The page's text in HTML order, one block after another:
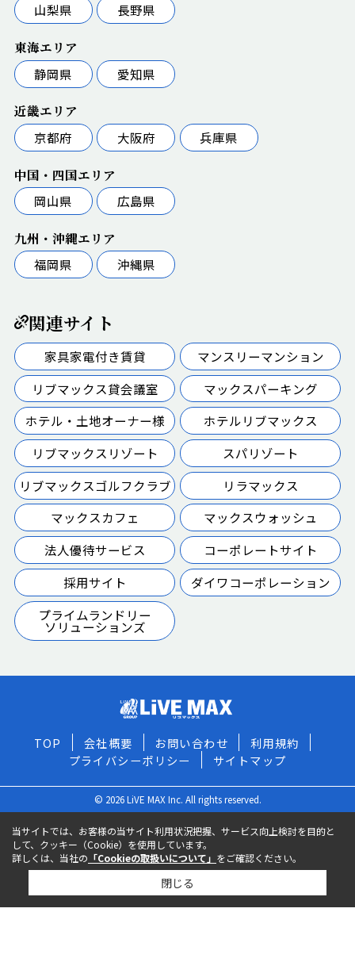
山梨県
長野県
東海エリア
静岡県
愛知県
近畿エリア
京都府
大阪府 兵庫県
中国・四国エリア
岡山県
広島県
九州・沖縄エリア
福岡県
沖縄県
関連サイト
家具家電付き賃貸
マンスリーマンション
リブマックス貸会議室
マックスパーキング
ホテル・土地オーナー様
ホテルリブマックス
リブマックスリゾート
スパリゾート
リブマックスゴルフクラブ
リラマックス
マックスカフェ
マックスウォッシュ
法人優待サービス
コーポレートサイト
採用サイト
ダイワコーポレーション
プライムランドリー
ソリューションズ
TOP 会社概要 お問い合わせ
利用規約
プライバシーポリシー
サイトマップ
© 2026 LiVE MAX Inc. All rights reserved.
当サイトでは、お客様の当サイト利用状況把握、サービス向上検討を目的と
して、クッキー（Cookie）を使用しています。
詳しくは、当社の 「Cookieの取扱いについて」 をご確認ください。
閉じる